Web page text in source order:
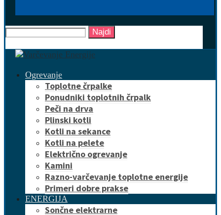
Najdi
Ogrevanje
Toplotne črpalke
Ponudniki toplotnih črpalk
Peči na drva
Plinski kotli
Kotli na sekance
Kotli na pelete
Električno ogrevanje
Kamini
Razno-varčevanje toplotne energije
Primeri dobre prakse
ENERGIJA
Sončne elektrarne